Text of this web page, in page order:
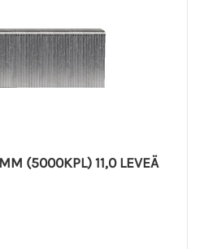
540CNK 40MM (5000KPL) 11,0 LEVEÄ